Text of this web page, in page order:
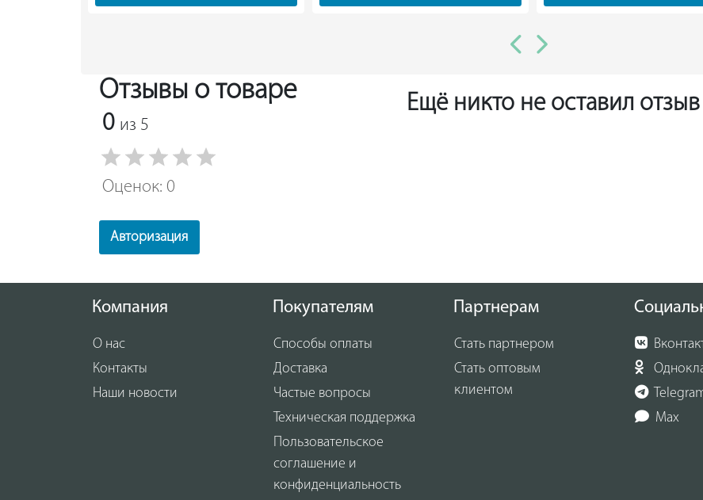
Отзывы о товаре
0 из 5
Оценок: 0
Авторизация
Ещё никто не оставил
Компания
О нас
Контакты
Наши новости
Покупателям
Способы оплаты
Доставка
Частые вопросы
Техническая поддержка
Пользовательское
соглашение и
конфиденциальность
Партнерам
Стать партнером
Стать оптовым
клиентом
Max